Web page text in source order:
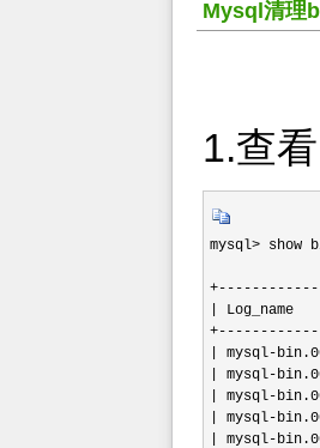
Mysql清理
1.查
mysql> show
| Log_name
| mysql-
| mysql-
| mysql-
| mysql-
| mysql-